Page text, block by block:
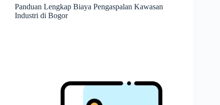
Panduan Lengkap Biaya Pengaspalan Kawasan
Industri di Bogor